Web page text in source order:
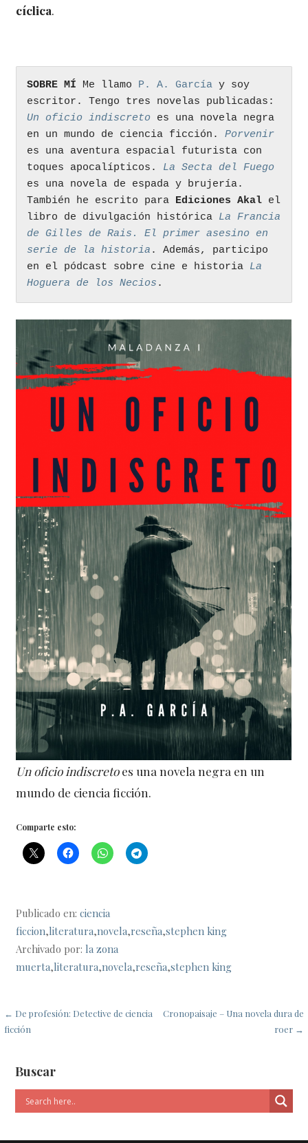
cíclica.
SOBRE MÍ Me llamo P. A. García y soy
Un oficio indiscreto es una novela negra
en un mundo de ciencia ficción. Porvenir
es una aventura espacial futurista con
toques apocalípticos. La Secta del Fuego
es una novela de espada y brujería.
También he escrito para Ediciones Akal el
libro de divulgación histórica La Francia
de Gilles de Rais. El primer asesino en
serie de la historia . Además, participo
en el pódcast sobre cine e historia La
Hoguera de los Necios .
Un oficio indiscretoes una novela negra en un
mundo de ciencia ficción.
Comparte esto:
Publicado en:ciencia
ficcion,literatura,novela,reseña,stephen king
Archivado por: la zona
muerta,literatura,novela,reseña,stephen king
Navegación
entradas
← De profesión: Detective de ciencia
ficción
Cronopaisaje – Una novela dura de
roer →
Buscar